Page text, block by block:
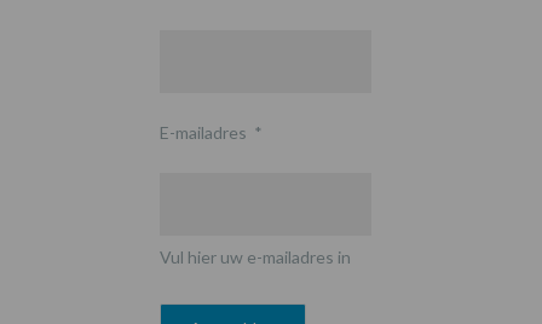
E-mailadres *
Vul hier uw e-mailadres in